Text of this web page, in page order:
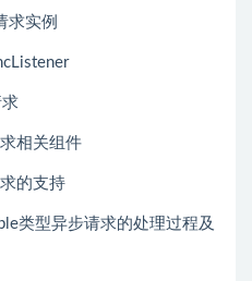
求实例
相关组件
的支持
类型异步请求的处理过程及